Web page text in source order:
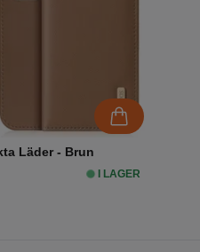
Läder - Brun
I LAGER